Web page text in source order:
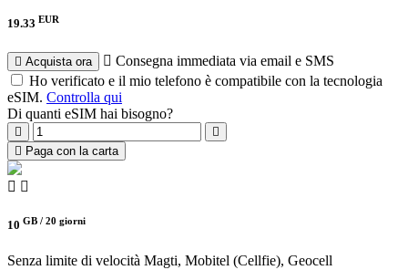
19.33 EUR
Acquista ora
Consegna immediata via email e SMS
Ho verificato e il mio telefono è compatibile con la tecnologia
eSIM. Controlla qui
Di quanti eSIM hai bisogno?
Paga con la carta
10 GB / 20 giorni
Senza limite di velocità Magti, Mobitel (Cellfie), Geocell